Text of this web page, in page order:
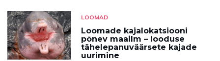
LOOMAD
Loomade kajalokatsiooni
põnev maailm – looduse
tähelepanuväärsete kajade
uurimine